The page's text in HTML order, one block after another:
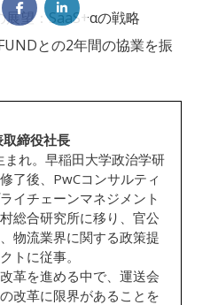
望：SaaS+αの戦略
との2年間の協業を振
締役社長
れ。早稲田大学政治学研
了後、PwCコンサルティ
イチェーンマネジメント
総合研究所に移り、官公
物流業界に関する政策提
トに従事。
革を進める中で、運送会
改革に限界があることを